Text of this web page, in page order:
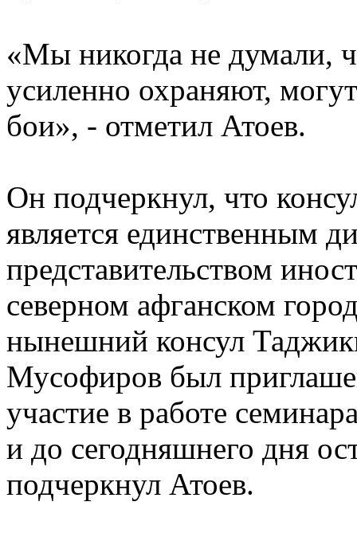
«Мы никогда не думали,
усиленно охраняют,
бои», - отметил Атоев.
Он подчеркнул, что
является единственным
представительством
северном афганском
нынешний консул
Мусофиров был
участие в работе
и до сегодняшнего дня
подчеркнул Атоев.